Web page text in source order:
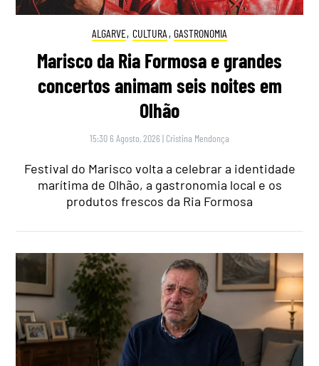
ALGARVE, CULTURA , GASTRONOMIA
Marisco da Ria Formosa e grandes
concertos animam seis noites em
Olhão
15:30 6 Agosto, 2026 | Cristina Mendonça
Festival do Marisco volta a celebrar a identidade
marítima de Olhão, a gastronomia local e os
produtos frescos da Ria Formosa